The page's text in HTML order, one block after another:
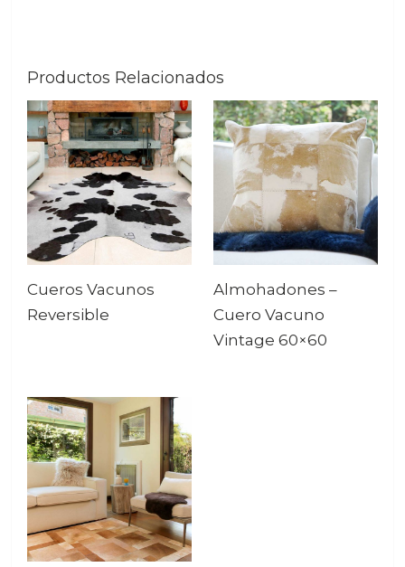
Productos Relacionados
Cueros Vacunos
Reversible
Almohadones –
Cuero Vacuno
Vintage 60×60